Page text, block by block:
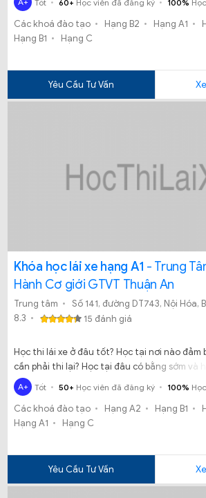
đậu cao cho học viên, thì Trung tâm sát hạch
sự lựa chọn tốt nhất dành cho bạn.
Tốt 60+ Học viên đã đăng ký 100%
Các khoá đào tạo Hạng B2 Hạng A1
Hạng B1
Hạng C
Yêu Cầu Tư Vấn
Khóa học lái xe hạng A1 - Trung
Hành Cơ giới GTVT Thuận An
Trung tâm
8.3
15 đánh giá
Học thi lái xe ở đâu tốt? Học tại nơi nào đảm
cần phải thi lại? Học tại đâu có bằng sớm và
quy định của Sở GTVT? May mắn thay đã tìm
năng thực hành Cơ giới GTVT Thuận An là
chất lượng và tốt nhất tại Bình Dương
A+ Tốt 50+ Học viên đã đăng ký 100%
Các khoá đào tạo Hạng A2 Hạng B1
Hạng A1
Hạng C
Yêu Cầu Tư Vấn